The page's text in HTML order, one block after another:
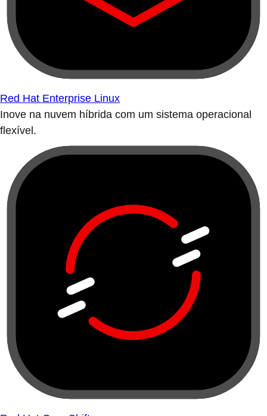
Red Hat Enterprise Linux
Inove na nuvem híbrida com um sistema operacional
flexível.